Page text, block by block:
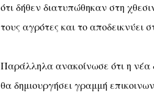
ότι δήθεν διατυπώθηκαν στη
τους αγρότες και το
Παράλληλα ανακοίνωσε ότι η νέα
θα δημιουργήσει γραμμή